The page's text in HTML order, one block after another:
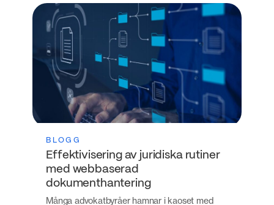
BLOGG
Effektivisering av juridiska rutiner
med webbaserad
dokumenthantering
Många advokatbyråer hamnar i kaoset med